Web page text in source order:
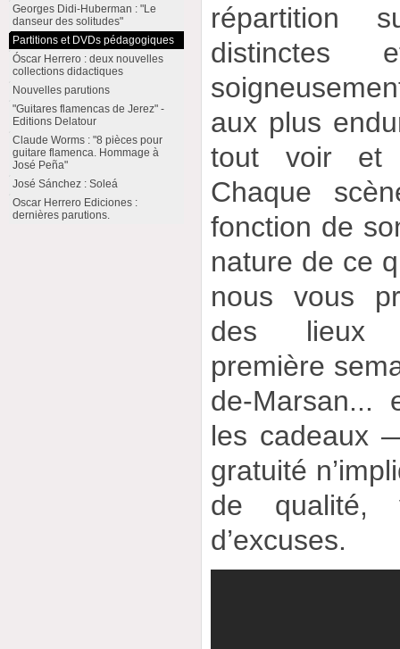
répartition
distinctes
aux plus
tout voir et
Chaque
fonction de
nature de ce
nous vous
des lieux
première
de-Marsan...
les cadeaux
gratuité
de qualité,
d’excuses.
Georges Didi-Huberman : "Le
danseur des solitudes"
Partitions et DVDs pédagogiques
Óscar Herrero : deux nouvelles
collections didactiques
Nouvelles parutions
"Guitares flamencas de Jerez" -
Editions Delatour
Claude Worms : "8 pièces pour
guitare flamenca. Hommage à
José Peña"
José Sánchez : Soleá
Oscar Herrero Ediciones :
dernières parutions.